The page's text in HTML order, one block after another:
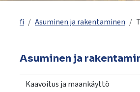
ja
fi Asuminen ja rakentaminen
Asuminen ja
Kaavoitus ja maankäyttö